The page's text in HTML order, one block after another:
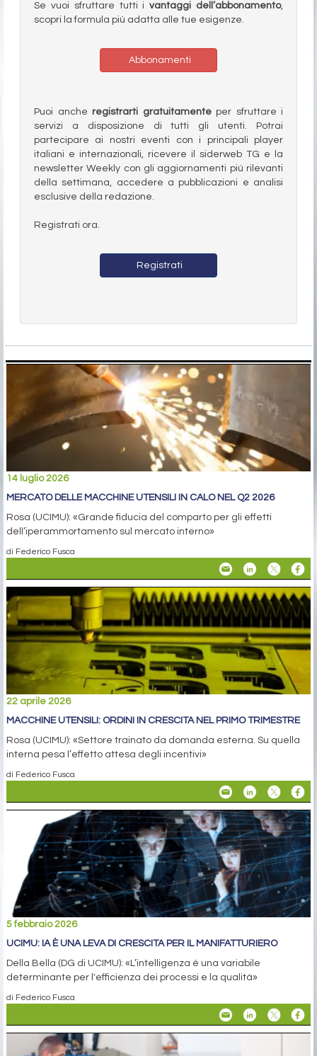
Se vuoi sfruttare tutti ivantaggi dell’abbonamento,
scopri la formula più adatta alle tue esigenze.
Abbonamenti
Puoi anche registrarti gratuitamenteper sfruttare i
servizi a disposizione di tutti gli utenti. Potrai
partecipare ai nostri eventi con i principali player
italiani e internazionali, ricevere il siderweb TG e la
newsletter Weekly con gli aggiornamenti più rilevanti
della settimana, accedere a pubblicazioni e analisi
esclusive della redazione.
Registrati ora.
Registrati
14 luglio 2026
MERCATO DELLE MACCHINE UTENSILI IN CALO NEL Q2 2026
Rosa (UCIMU): «Grande fiducia del comparto per gli effetti
dell’iperammortamento sul mercato interno»
di Federico Fusca
22 aprile 2026
MACCHINE UTENSILI: ORDINI IN CRESCITA NEL PRIMO TRIMESTRE
Rosa (UCIMU): «Settore trainato da domanda esterna. Su quella
interna pesa l’effetto attesa degli incentivi»
di Federico Fusca
5 febbraio 2026
UCIMU: IA È UNA LEVA DI CRESCITA PER IL MANIFATTURIERO
Della Bella (DG di UCIMU): «L’intelligenza è una variabile
determinante per l'efficienza dei processi e la qualità»
di Federico Fusca